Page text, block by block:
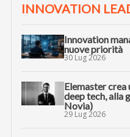
INNOVATION
Innovation
nuove priorità
30 Lug 2026
Elemaster
deep tech, alla
Novia)
29 Lug 2026